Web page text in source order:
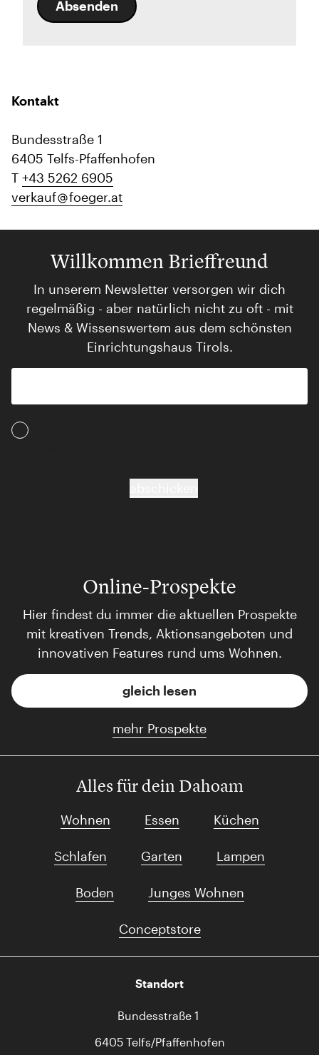
Absenden
Kontakt
Bundesstraße 1
6405 Telfs-Pfaffenhofen
T +43 5262 6905
verkauf
foeger.at
Willkommen Brieffreund
In unserem Newsletter versorgen wir dich
regelmäßig - aber natürlich nicht zu oft - mit
News & Wissenswertem aus dem schönsten
Einrichtungshaus Tirols.
Online-Prospekte
Hier findest du immer die aktuellen Prospekte
mit kreativen Trends, Aktionsangeboten und
innovativen Features rund ums Wohnen.
gleich lesen
mehr Prospekte
Alles für dein Dahoam
Wohnen Essen Küchen
Schlafen Garten Lampen
Boden Junges Wohnen
Conceptstore
Standort
Bundesstraße 1
6405 Telfs/Pfaffenhofen